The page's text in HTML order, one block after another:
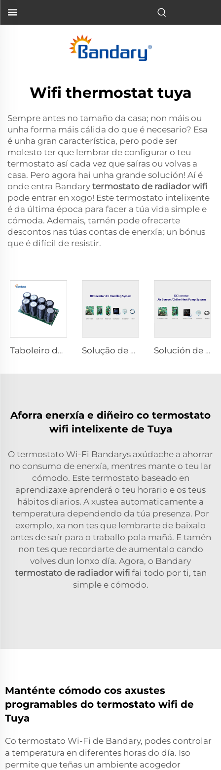
Wifi thermostat tuya
Sempre antes no tamaño da casa; non máis ou
unha forma máis cálida do que é necesario? Esa
é unha gran característica, pero pode ser
molesto ter que lembrar de configurar o teu
termostato así cada vez que saíras ou volvas a
casa. Pero agora hai unha grande solución! Aí é
onde entra Bandary termostato de radiador wifi
pode entrar en xogo! Este termostato intelixente
é da última época para facer a túa vida simple e
cómoda. Ademais, tamén pode ofrecerte
descontos nas túas contas de enerxía; un bónus
que é difícil de resistir.
Taboleiro de Condensador FCC03 Solução de Sistema de Tratamento de Aire con Inverter DC Solución de Sistema de Bomba de Calor de Fonte de Aire/Arrefecemento con Inversor DC
Aforra enerxía e diñeiro co termostato
wifi intelixente de Tuya
O termostato Wi-Fi Bandarys axúdache a ahorrar
no consumo de enerxía, mentres mante o teu lar
cómodo. Este termostato baseado en
aprendizaxe aprenderá o teu horario e os teus
hábitos diarios. A xustea automaticamente a
temperatura dependendo da túa presenza. Por
exemplo, xa non tes que lembrarte de baixalo
antes de saír para o traballo pola mañá. E tamén
non tes que recordarte de aumentalo cando
volves dun lonxo día. Agora, o Bandary
termostato de radiador wifi fai todo por ti, tan
simple e cómodo.
Manténte cómodo cos axustes
programables do termostato wifi de
Tuya
Co termostato Wi-Fi de Bandary, podes controlar
a temperatura en diferentes horas do día. Iso
permite que teñas un ambiente acogedor